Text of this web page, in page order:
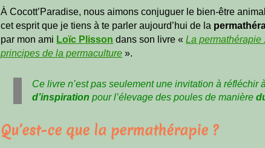
À Cocott’Paradise, nous aimons conjuguer le bien-être
cet esprit que je tiens à te parler aujourd’hui de la
par mon ami Loïc Plisson dans son livre «La permathérapie
principes de la permaculture ».
Ce livre n’est pas seulement une invitation à réfléchir
d’inspiration pour l’élevage des poules de manière
Qu’est-ce que la permathérapie ?